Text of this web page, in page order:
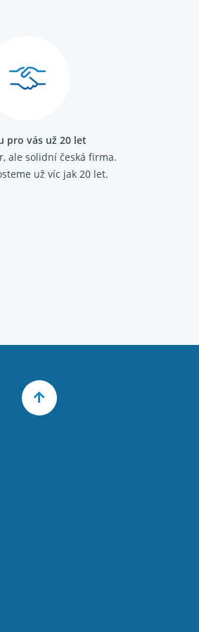
pro vás už 20 let
ale solidní česká firma.
už víc jak 20 let.